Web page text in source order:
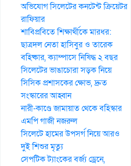
অভিযোগ সিলেটের কনটেন্ট ক্রিয়েটর
রাফিয়ার
শাবিপ্রবিতে শিক্ষার্থীকে মারধর:
ছাত্রদল নেতা হাসিবুর ও তারেক
বহিষ্কার, ক্যাম্পাসে নিষিদ্ধ ২ বছর
সিলেটের ভাঙাচোরা সড়ক নিয়ে
সিসিক প্রশাসকের ক্ষোভ, দ্রুত
সংস্কারের আহ্বান
নারী-কাণ্ডে জামায়াত থেকে বহিস্কার
এমপি গাজী নজরুল
সিলেটে হামের উপসর্গ নিয়ে আরও
দুই শিশুর মৃত্যু
সেপটিক ট্যাংকের বর্জ্য ড্রেনে,